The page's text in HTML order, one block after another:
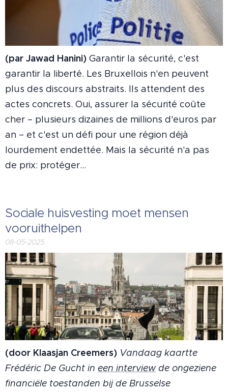
(par Jawad Hanini) Garantir la sécurité, c'est
garantir la liberté. Les Bruxellois n'en peuvent
plus des discours abstraits. Ils attendent des
actes concrets. Oui, assurer la sécurité coûte
cher – plusieurs dizaines de millions d'euros par
an – et c'est un défi pour une région déjà
lourdement endettée. Mais la sécurité n'a pas
de prix: protéger...
Sociale huisvesting moet mensen
vooruithelpen
08-05-2025
(door Klaasjan Creemers) Vandaag kaartte
Frédéric De Gucht in een interviewde ongeziene
financiële toestanden bij de Brusselse